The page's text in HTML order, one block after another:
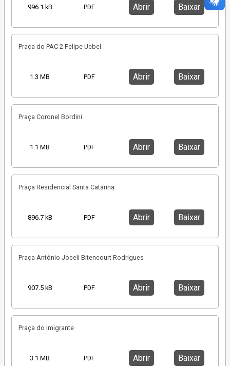
996.1 kB PDF Abrir Baixar
Praça do PAC 2 Felipe Uebel
1.3 MB PDF Abrir Baixar
Praça Coronel Bordini
1.1 MB PDF Abrir Baixar
Praça Residencial Santa Catarina
896.7 kB PDF Abrir Baixar
Praça Antônio Joceli Bitencourt Rodrigues
907.5 kB PDF Abrir Baixar
Praça do Imigrante
3.1 MB PDF Abrir Baixar